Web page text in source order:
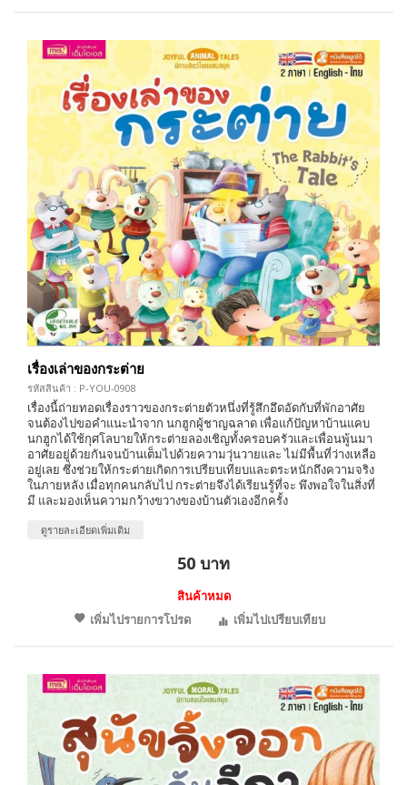
เรื่องเล่าของกระต่าย
รหัสสินค้า : P-YOU-0908
เรื่องนี้ถ่ายทอดเรื่องราวของกระต่ายตัวหนึ่งที่รู้สึกอึดอัดกับที่พักอาศัย
จนต้องไปขอคำแนะนำจาก นกฮูกผู้ชาญฉลาด เพื่อแก้ปัญหาบ้านแคบ
นกฮูกได้ใช้กุศโลบายให้กระต่ายลองเชิญทั้งครอบครัวและเพื่อนพู้นมา
อาศัยอยู่ด้วยกันจนบ้านเต็มไปด้วยความวุ่นวายและ ไม่มีพื้นที่ว่างเหลือ
อยู่เลย ซึ่งช่วยให้กระต่ายเกิดการเปรียบเทียบและตระหนักถึงความจริง
ในภายหลัง เมื่อทุกคนกลับไป กระต่ายจึงได้เรียนรู้ที่จะ พึงพอใจในสิ่งที่
มี และมองเห็นความกว้างขวางของบ้านตัวเองอีกครั้ง
ดูรายละเอียดเพิ่มเติม
50 บาท
สินค้าหมด
เพิ่มไปรายการโปรด
เพิ่มไปเปรียบเทียบ